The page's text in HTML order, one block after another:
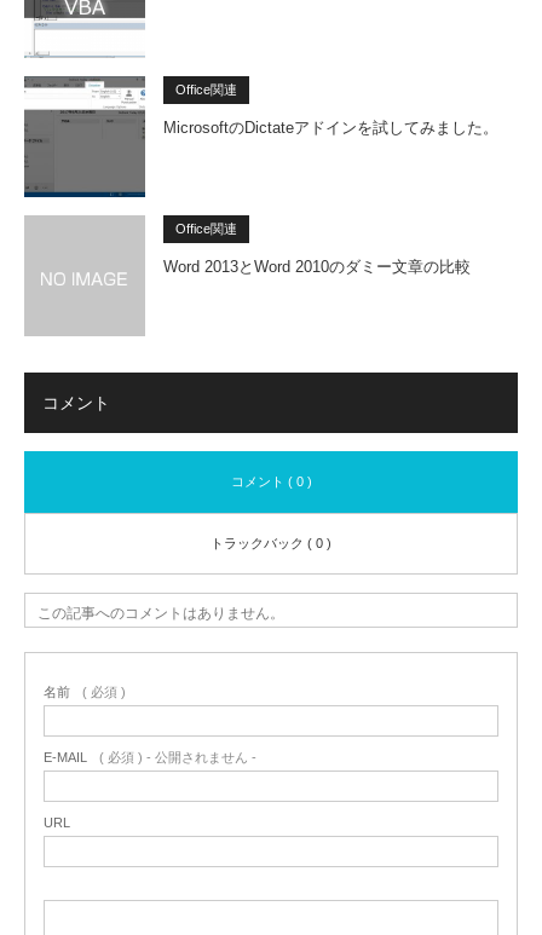
Office関連
MicrosoftのDictateアドインを試してみました。
Office関連
Word 2013とWord 2010のダミー文章の比較
コメント
コメント ( 0 )
トラックバック ( 0 )
この記事へのコメントはありません。
名前 ( 必須 )
E-MAIL ( 必須 ) - 公開されません -
URL